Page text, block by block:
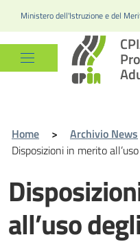
Ministero dell'Istruzione e del
Home > Archivio News
Disposizioni in merito
all’uso